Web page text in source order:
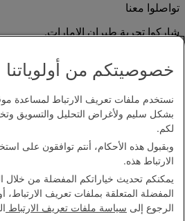
تواصلوا معنا
شاركوا تجربة طيران الإمارات.
بيان إمكانية الدخول
اتصل بنا
سياسة الخصوصية
الشروط والأحكام
سياسة ملفات تعريف الارتباط
خصوصيتكم من أولوياتنا
نستخدم ملفات تعريف الارتباط لمساعدة
بشكل سليم ولأغراض التحليل والتسويق
لكم.
وبقبول هذه الأحكام، أنتم توافقون على
الارتباط هذه.
يمكنكم تحديث خياراتكم المفضلة من خلال
المفضلة المتعلقة بملفات تعريف
الرجوع إلى سياسة ملفات تعريف الارتباط